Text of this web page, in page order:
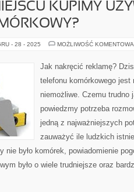
KUPIMY
- 28 - 2025 MOŻLIWOŚĆ
Jak nakręcić reklamę?
telefonu komórkowego
niemożliwe. Czemu
powiedzmy potrzeba
jedną z najważniejszych
zauważyć ile ludzkich
nie było komórek, powiadomienie
było o wiele trudniejsze oraz